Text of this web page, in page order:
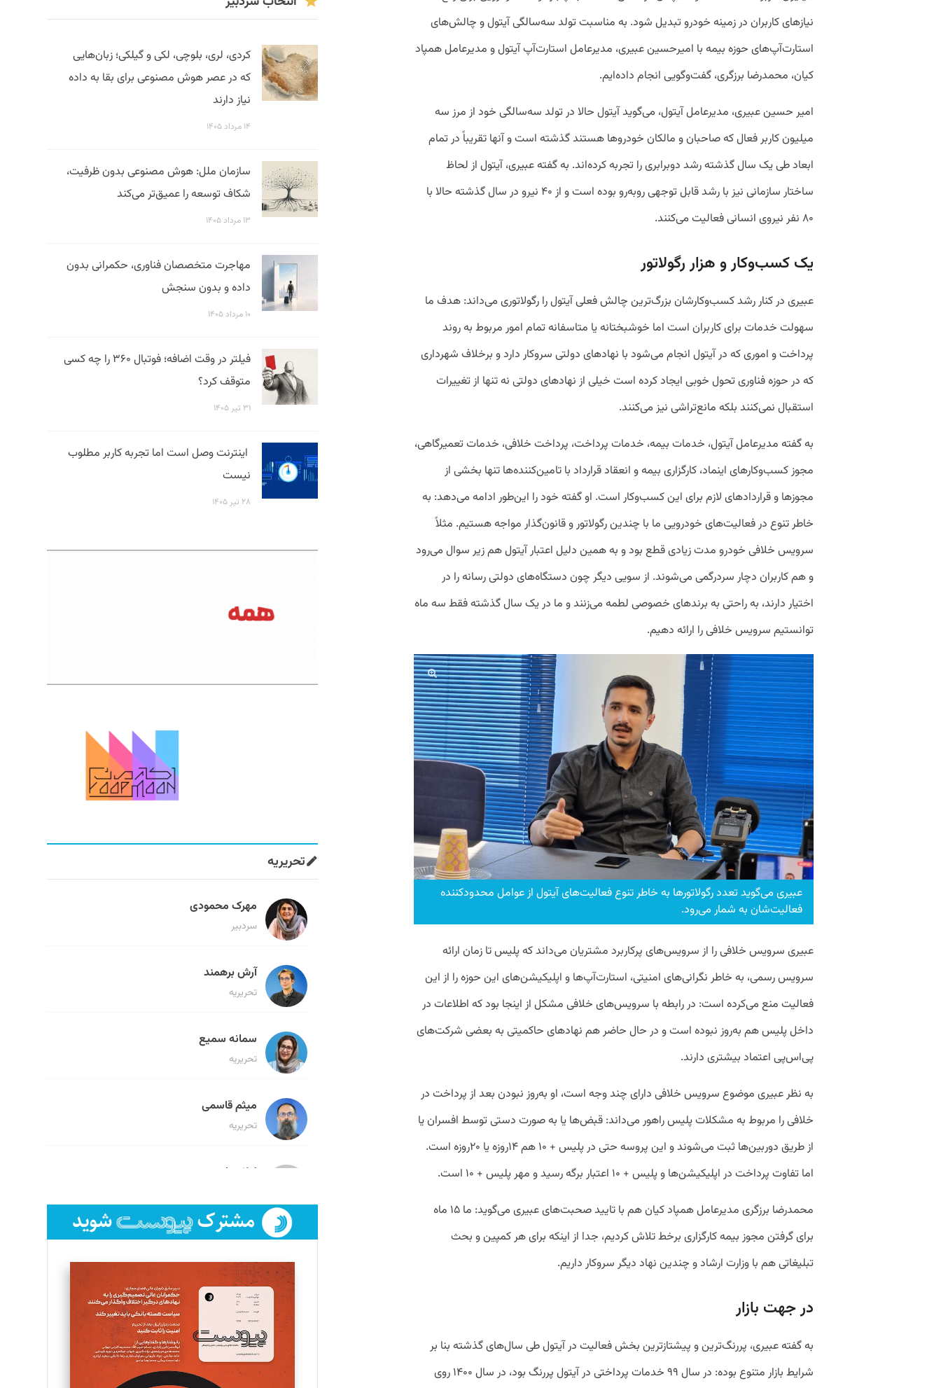
نیازهای کاربران در زمینه خودرو تبدیل شود. به مناسبت تولد سه‌سالگی آیتول و چالش‌های
استارت‌آپ‌های حوزه بیمه با امیرحسین عبیری، مدیرعامل استارت‌آپ آیتول و مدیرعامل همپاد
کیان، محمدرضا برزگری، گفت‌وگویی انجام داده‌ایم.
امیر حسین عبیری، مدیرعامل آیتول، می‌گوید آیتول حالا در تولد سه‌سالگی خود از مرز سه
میلیون کاربر فعال که صاحبان و مالکان خودرو‌ها هستند گذشته‌ است و آنها تقریباً در تمام
ابعاد طی یک سال گذشته رشد دوبرابری را تجربه کرده‌اند. به گفته عبیری، آیتول از لحاظ
ساختار سازمانی نیز با رشد قابل توجهی روبه‌رو بوده است و از ۴۰ نیرو در سال گذشته حالا با
۸۰ نفر نیروی انسانی فعالیت می‌کنند.
یک کسب‌وکار و هزار رگولاتور
عبیری در کنار رشد کسب‌وکارشان بزرگ‌ترین چالش فعلی آیتول را رگولاتوری می‌داند: هدف ما
سهولت خدمات برای کاربران است اما خوشبختانه یا متاسفانه تمام امور مربوط به روند
پرداخت و اموری که در آیتول انجام می‌شود با نهادهای دولتی سروکار دارد و برخلاف شهرداری
که در حوزه فناوری تحول خوبی ایجاد کرده است خیلی از نهادهای دولتی نه تنها از تغییرات
استقبال نمی‌کنند بلکه مانع‌تراشی نیز می‌کنند.
به گفته مدیرعامل آیتول، خدمات بیمه، خدمات پرداخت، پرداخت خلافی، خدمات تعمیرگاهی،
مجوز کسب‌وکارهای اینماد، کارگزاری بیمه و انعقاد قرارداد با تامین‌کننده‌ها تنها بخشی از
مجوزها و قراردادهای لازم برای این کسب‌وکار است. او گفته خود را این‌‌طور ادامه می‌دهد: به
خاطر تنوع در فعالیت‌های خودرویی ما با چندین رگولاتور و قانون‌گذار مواجه هستیم. مثلاً
سرویس خلافی خودرو مدت زیادی قطع بود و به همین دلیل اعتبار آیتول هم زیر سوال می‌رود
و هم کاربران دچار سردرگمی می‌شوند. از سویی دیگر چون دستگاه‌های دولتی رسانه را در
اختیار دارند، به راحتی به برندهای خصوصی لطمه می‌زنند و ما در یک‌ سال گذشته فقط سه ماه
توانستیم سرویس خلافی را ارائه دهیم.
عبیری می‌گوید تعدد رگولاتورها به‌ خاطر تنوع فعالیت‌های آیتول از عوامل محدودکننده
فعالیت‌شان به شمار می‌رود.
عبیری سرویس خلافی را از سرویس‌های پرکاربرد مشتریان می‌داند که پلیس تا زمان ارائه
سرویس رسمی، به خاطر نگرانی‌های امنیتی، استارت‌آپ‌ها و اپلیکیشن‌های این حوزه را از این
فعالیت منع می‌کرده است: در رابطه با سرویس‌های خلافی مشکل از اینجا بود که اطلاعات در
داخل پلیس هم به‌روز نبوده است و در حال حاضر هم نهادهای حاکمیتی به بعضی شرکت‌های
پی‌اس‌پی اعتماد بیشتری دارند.
به نظر عبیری موضوع سرویس خلافی دارای چند وجه است، او به‌روز نبودن بعد از پرداخت در
خلافی را مربوط به مشکلات پلیس راهور می‌داند: قبض‌ها یا به صورت دستی توسط افسران یا
از طریق دوربین‌ها ثبت می‌شوند و این پروسه حتی در پلیس + ۱۰ هم ۱۴روزه یا ۲۰روزه است.
اما تفاوت پرداخت در اپلیکیشن‌ها و پلیس + ۱۰ اعتبار برگه رسید و مهر پلیس + ۱۰ است.
محمدرضا برزگری مدیرعامل همپاد کیان هم با تایید صحبت‌های عبیری می‌گوید: ما ۱۵ ماه
برای گرفتن مجوز بیمه کارگزاری برخط تلاش کردیم، جدا از اینکه برای هر کمپین و بحث
تبلیغاتی هم با وزارت ارشاد و چندین نهاد دیگر سروکار داریم.
در جهت بازار
به گفته عبیری، پررنگ‌ترین و پیشتازترین بخش فعالیت در آیتول طی سال‌های گذشته بنا بر
شرایط بازار متنوع بوده: در سال ۹۹ خدمات پرداختی در آیتول پررنگ بود، در سال ۱۴۰۰ روی
کردی، لری، بلوچی، لکی و گیلکی؛ زبان‌هایی
که در عصر هوش مصنوعی برای بقا به داده
نیاز دارند
۱۴ مرداد ۱۴۰۵
سازمان ملل: هوش مصنوعی بدون ظرفیت،
شکاف توسعه را عمیق‌تر می‌کند
۱۳ مرداد ۱۴۰۵
مهاجرت متخصصان فناوری، حکمرانی بدون
داده و بدون سنجش
۱۰ مرداد ۱۴۰۵
فیلتر در وقت اضافه؛ فوتبال ۳۶۰ را چه کسی
متوقف کرد؟
۳۱ تیر ۱۴۰۵
اینترنت وصل است اما تجربه کاربر مطلوب
نیست
۲۸ تیر ۱۴۰۵
تحریریه
مهرک محمودی
سردبیر
آرش برهمند
تحریریه
سمانه سمیع
تحریریه
میثم قاسمی
تحریریه
لیلا حنارود
فائزه فتحی رستمی
تحریریه
سروش کرمیان
تحریریه
مینا پاکدل